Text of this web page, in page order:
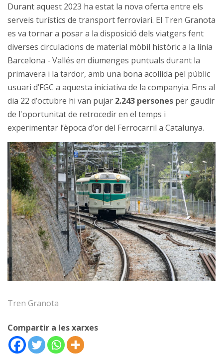
Durant aquest 2023 ha estat la nova oferta entre els
serveis turístics de transport ferroviari. El Tren Granota
es va tornar a posar a la disposició dels viatgers fent
diverses circulacions de material mòbil històric a la línia
Barcelona - Vallés en diumenges puntuals durant la
primavera i la tardor, amb una bona acollida pel públic
usuari d’FGC a aquesta iniciativa de la companyia. Fins al
dia 22 d’octubre hi van pujar 2.243 persones per gaudir
de l'oportunitat de retrocedir en el temps i
experimentar l’època d’or del Ferrocarril a Catalunya.
Tren Granota
Compartir a les xarxes